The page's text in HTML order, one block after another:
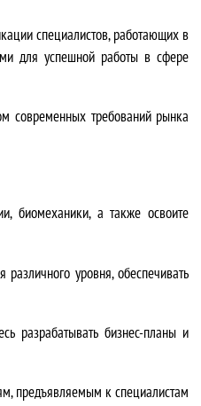
специалистов, работающих в
для успешной работы в сфере
современных требований рынка
биомеханики, а также освоите
уровня, обеспечивать
разрабатывать бизнес-планы и
предъявляемым к специалистам